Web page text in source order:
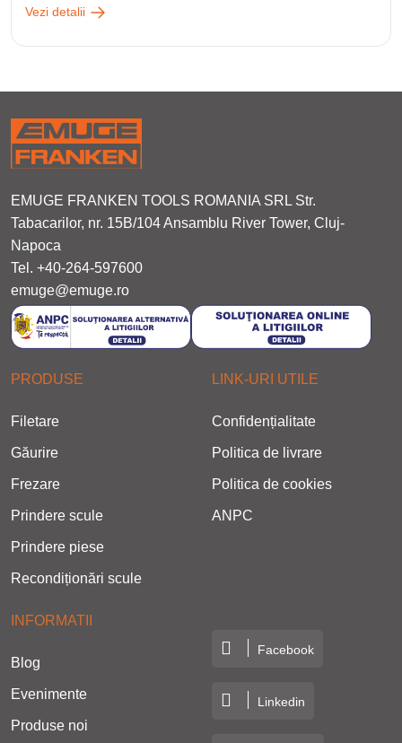
Vezi detalii
EMUGE FRANKEN TOOLS ROMANIA SRL Str.
Tabacarilor, nr. 15B/104 Ansamblu River Tower, Cluj-
Napoca
Tel. +40-264-597600
emuge@emuge.ro
PRODUSE
Filetare
Găurire
Frezare
Prindere scule
Prindere piese
Recondiționări scule
LINK-URI UTILE
Confidențialitate
Politica de livrare
Politica de cookies
ANPC
INFORMATII
Blog
Evenimente
Produse noi
Facebook
Linkedin